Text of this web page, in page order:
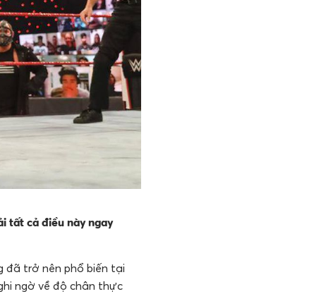
tất cả điều này ngay
đã trở nên phổ biến tại
ngờ về độ chân thực